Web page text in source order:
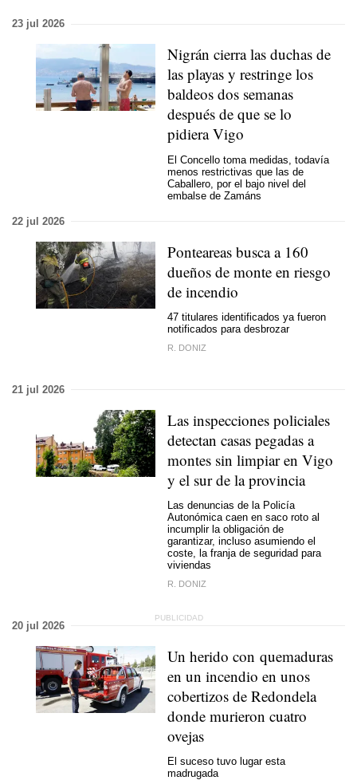
23 jul 2026
Nigrán cierra las duchas de
las playas y restringe los
baldeos dos semanas
después de que se lo
pidiera Vigo
El Concello toma medidas, todavía
menos restrictivas que las de
Caballero, por el bajo nivel del
embalse de Zamáns
22 jul 2026
Ponteareas busca a 160
dueños de monte en riesgo
de incendio
47 titulares identificados ya fueron
notificados para desbrozar
R. DONIZ
21 jul 2026
Las inspecciones policiales
detectan casas pegadas a
montes sin limpiar en Vigo
y el sur de la provincia
Las denuncias de la Policía
Autonómica caen en saco roto al
incumplir la obligación de
garantizar, incluso asumiendo el
coste, la franja de seguridad para
viviendas
R. DONIZ
20 jul 2026
Un herido con quemaduras
en un incendio en unos
cobertizos de Redondela
donde murieron cuatro
ovejas
El suceso tuvo lugar esta
madrugada